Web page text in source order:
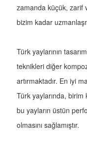
zamanda küçük, zarif
bizim kadar
Türk yaylarının
teknikleri diğer
artırmaktadır. En iyi
Türk yaylarında, birim
bu yayların üstün
olmasını sağlamıştır.